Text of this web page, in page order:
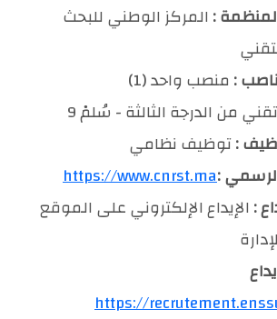
:المركز الوطني للبحث
:منصب واحد (1)
من الدرجة الثالثة - سُلمْ 9
:توظيف نظامي
:
https://www.cnrst.ma
:الإيداع الإلكتروني على الموقع
https://